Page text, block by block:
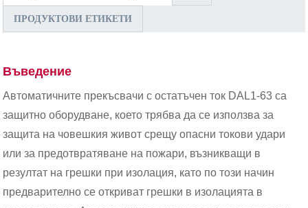
ПРОДУКТОВИ ЕТИКЕТИ
Въведение
Автоматичните прекъсвачи с остатъчен ток DAL1-63 са
защитно оборудване, което трябва да се използва за
защита на човешкия живот срещу опасни токови удари
или за предотвратяване на пожари, възникващи в
резултат на грешки при изолация, като по този начин
предварително се откриват грешки в изолацията в